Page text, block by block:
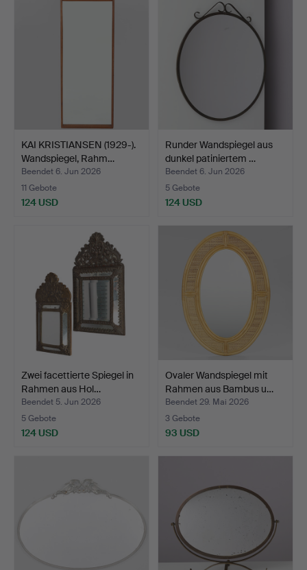
KAI KRISTIANSEN (1929-).
Wandspiegel, Rahm…
Beendet 6. Jun 2026
11 Gebote
124 USD
Runder Wandspiegel aus
dunkel patiniertem …
Beendet 6. Jun 2026
5 Gebote
124 USD
Zwei facettierte Spiegel in
Rahmen aus Hol…
Beendet 5. Jun 2026
5 Gebote
124 USD
Ovaler Wandspiegel mit
Rahmen aus Bambus u…
Beendet 29. Mai 2026
3 Gebote
93 USD